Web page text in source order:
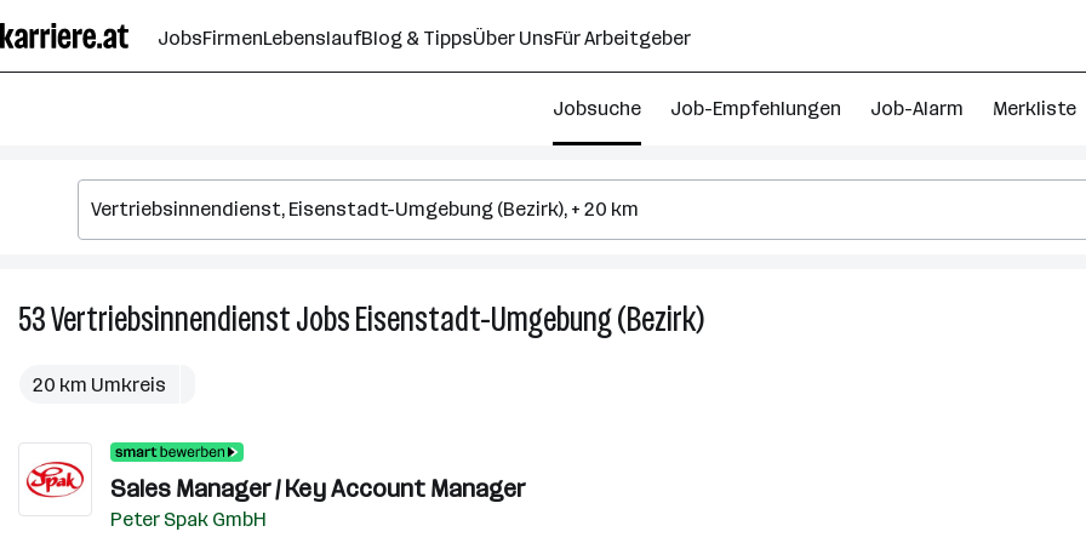
Seiteninhalt
springen
JobsFirmenLebenslaufBlog & TippsÜber UnsFür Arbeitgeber
Jobsuche Job-Empfehlungen Job-Alarm Merkliste
53VertriebsinnendienstJobsEisenstadt-Umgebung (Bezirk)53
20 km Umkreis
Sales Manager / Key Account Manager
Peter Spak GmbH